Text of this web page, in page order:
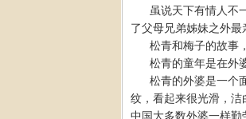
虽说天下有情人不
了父母兄弟姊妹之外最
松青和梅子的故事
松青的童年是在外
松青的外婆是一个
纹，看起来很光滑，
中国大多数外婆一样勤